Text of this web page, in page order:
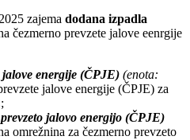
zajema dodana izpadla
čezmerno prevzete jalove eenrgije
jalove energije (ČPJE) (enota:
jalove energije (ČPJE) za
jalovo energijo (ČPJE)
omrežnina za čezmerno prevzeto